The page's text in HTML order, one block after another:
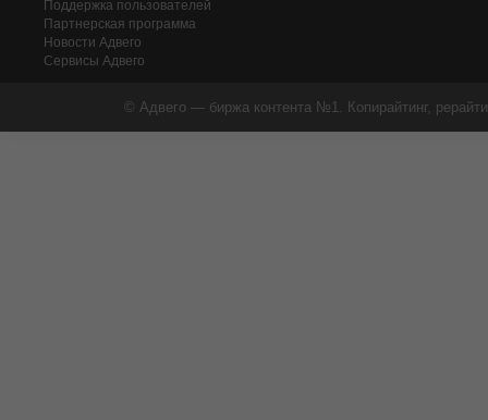
Поддержка пользователей
Партнерская программа
Новости Адвего
Сервисы Адвего
© Адвего — биржа контента №1. Копирайтинг,